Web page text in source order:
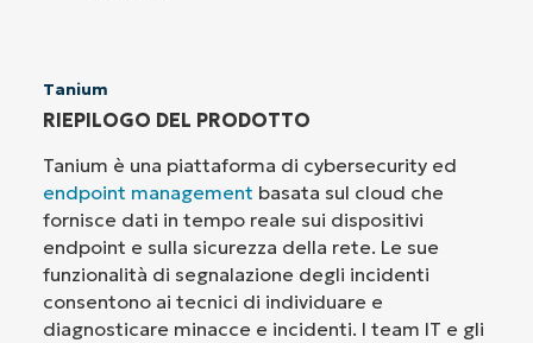
Tanium
RIEPILOGO DEL PRODOTTO
Tanium è una piattaforma di cybersecurity ed
endpoint management basata sul cloud che
fornisce dati in tempo reale sui dispositivi
endpoint e sulla sicurezza della rete. Le sue
funzionalità di segnalazione degli incidenti
consentono ai tecnici di individuare e
diagnosticare minacce e incidenti. I team IT e gli